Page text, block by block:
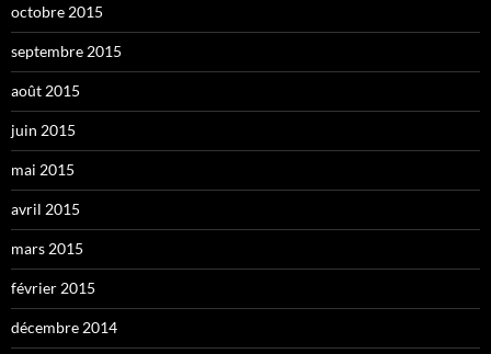
octobre 2015
septembre 2015
août 2015
juin 2015
mai 2015
avril 2015
mars 2015
février 2015
décembre 2014